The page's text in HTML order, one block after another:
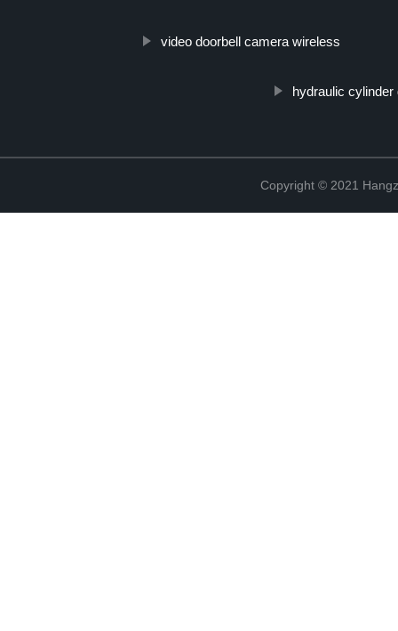
video doorbell camera wireless
hydraulic cylinder
Copyright © 2021